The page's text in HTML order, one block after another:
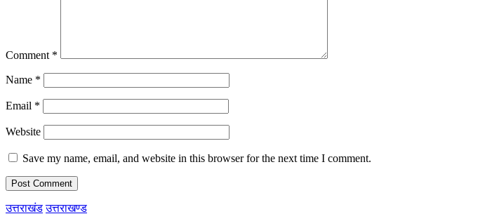
Comment *
Name *
Email *
Website
Save my name, email, and website in this browser for the next time I comment.
उत्तराखंड उत्तराखण्ड